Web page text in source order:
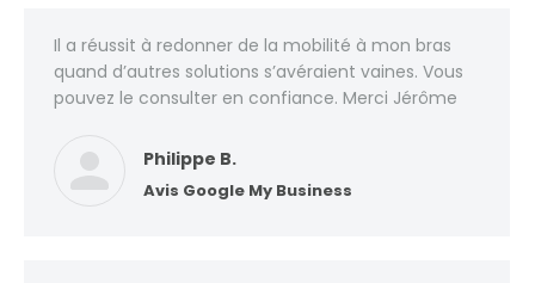
Il a réussit à redonner de la mobilité à mon bras
quand d’autres solutions s’avéraient vaines. Vous
pouvez le consulter en confiance. Merci Jérôme
Philippe B.
Avis Google My Business